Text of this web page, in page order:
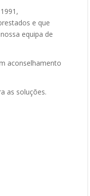
e que
equipa de
aconselhamento
as soluções.